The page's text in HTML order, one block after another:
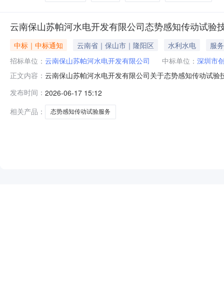
云南保山苏帕河水电开发有限公司态势感知传动试验
中标｜中标通知 云南省｜保山市｜隆阳区 水利水电
服务
招标单位： 云南保山苏帕河水电开发有限公司 中标单位： 深圳市
正文内容： 云南保山苏帕河水电开发有限公司关于态势感知传动试
交候选人：北京昆仑联通科技发展股份有限公司，报价
果有异议，可以向采购人反
发布时间： 2026-06-17 15:12
相关产品：
态势感知传动试验服务